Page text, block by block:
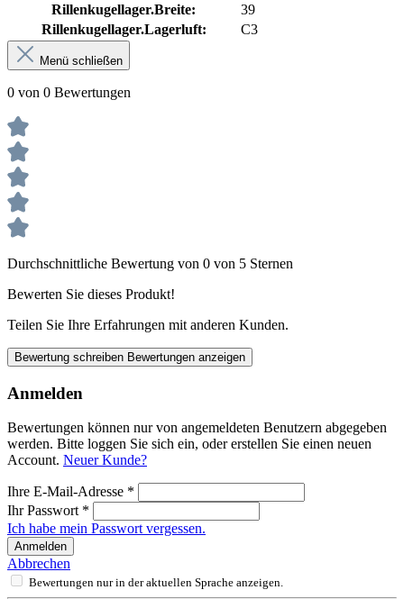
Rillenkugellager.Breite:
39
Rillenkugellager.Lagerluft:
C3
Menü schließen
0 von 0 Bewertungen
Durchschnittliche Bewertung von 0 von 5 Sternen
Bewerten Sie dieses Produkt!
Teilen Sie Ihre Erfahrungen mit anderen Kunden.
Bewertung schreiben Bewertungen anzeigen
Anmelden
Bewertungen können nur von angemeldeten Benutzern abgegeben
werden. Bitte loggen Sie sich ein, oder erstellen Sie einen neuen
Account. Neuer Kunde?
Ihre E-Mail-Adresse *
Ihr Passwort *
Ich habe mein Passwort vergessen.
Anmelden
Abbrechen
Bewertungen nur in der aktuellen Sprache anzeigen.